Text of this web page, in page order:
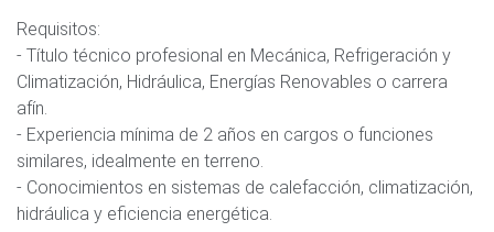
Requisitos:
- Título técnico profesional en Mecánica, Refrigeración y
Climatización, Hidráulica, Energías Renovables o carrera
afín.
- Experiencia mínima de 2 años en cargos o funciones
similares, idealmente en terreno.
- Conocimientos en sistemas de calefacción, climatización,
hidráulica y eficiencia energética.